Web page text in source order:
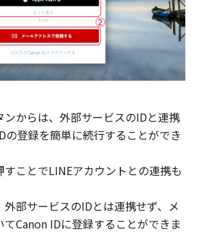
からは、外部サービスのIDと連携
の登録を簡単に続行することができ
すことでLINEアカウントとの連携も
部サービスのIDとは連携せず、メ
Canon IDに登録することができま